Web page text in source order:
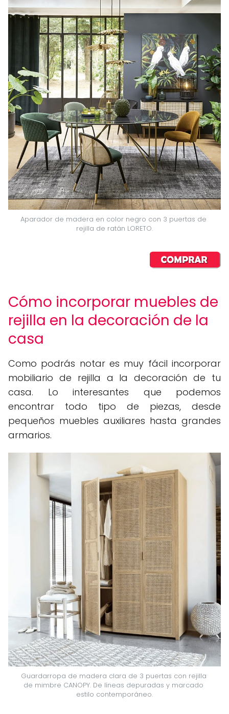
Aparador de madera en color negro con 3 puertas de
rejilla de ratán LORETO.
Cómo incorporar muebles de
rejilla en la decoración de la
casa
Como podrás notar es muy fácil incorporar
mobiliario de rejilla a la decoración de tu
casa. Lo interesantes que podemos
encontrar todo tipo de piezas, desde
pequeños muebles auxiliares hasta grandes
armarios.
Guardarropa de madera clara de 3 puertas con rejilla
de mimbre CANOPY. De líneas depuradas y marcado
estilo contemporáneo.